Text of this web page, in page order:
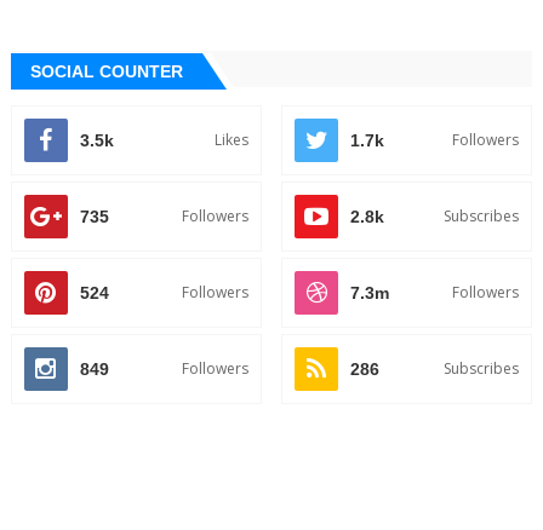
SOCIAL COUNTER
3.5k Likes 1.7k Followers
735 Followers 2.8k Subscribes
524 Followers 7.3m Followers
849 Followers 286 Subscribes